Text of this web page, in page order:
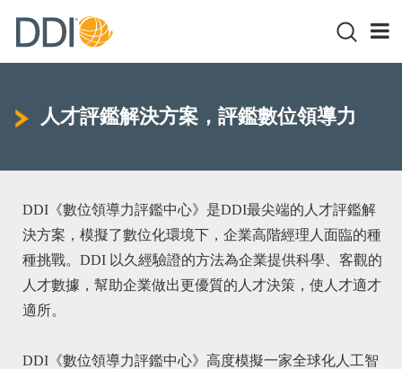
人才評鑑解決方案，評鑑數位領導力
DDI《數位領導力評鑑中心》是DDI最尖端的人才評鑑解
決方案，模擬了數位化環境下，企業高階經理人面臨的種
種挑戰。DDI 以久經驗證的方法為企業提供科學、客觀的
人才數據，幫助企業做出更優質的人才決策，使人才適才
適所。
DDI《數位領導力評鑑中心》高度模擬一家全球化人工智